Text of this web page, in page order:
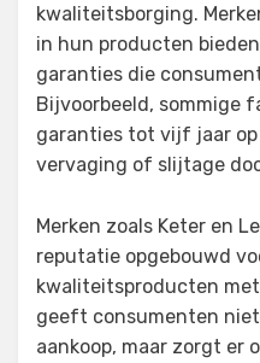
kwaliteitsborging.
in hun producten
garanties die
Bijvoorbeeld, sommige
garanties tot vijf jaar
vervaging of slijtage
Merken zoals Keter en
reputatie opgebouwd
kwaliteitsproducten
geeft consumenten
aankoop, maar zorgt er